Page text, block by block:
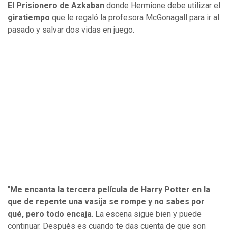
El Prisionero de Azkaban donde Hermione debe utilizar el
giratiempo que le regaló la profesora McGonagall para ir al
pasado y salvar dos vidas en juego.
" Me encanta la tercera película de Harry Potter en la
que de repente una vasija se rompe y no sabes por
qué, pero todo encaja. La escena sigue bien y puede
continuar. Después es cuando te das cuenta de que son